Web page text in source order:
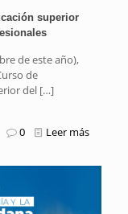
superior
de este año),
de
del […]
0 Leer más